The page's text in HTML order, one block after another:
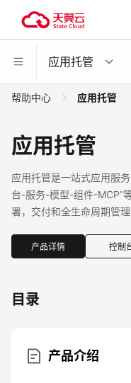
应用托管
帮助中心 应用托管
应用托管
应用托管是一站式应用服
台-服务-模型-组件-MCP”
署，交付和全生命周期管
产品详情 控制
目录
产品介绍